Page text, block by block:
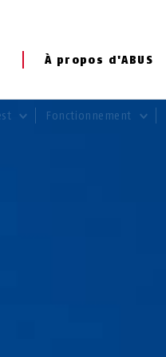
À propos d'ABUS
Fonctionnement